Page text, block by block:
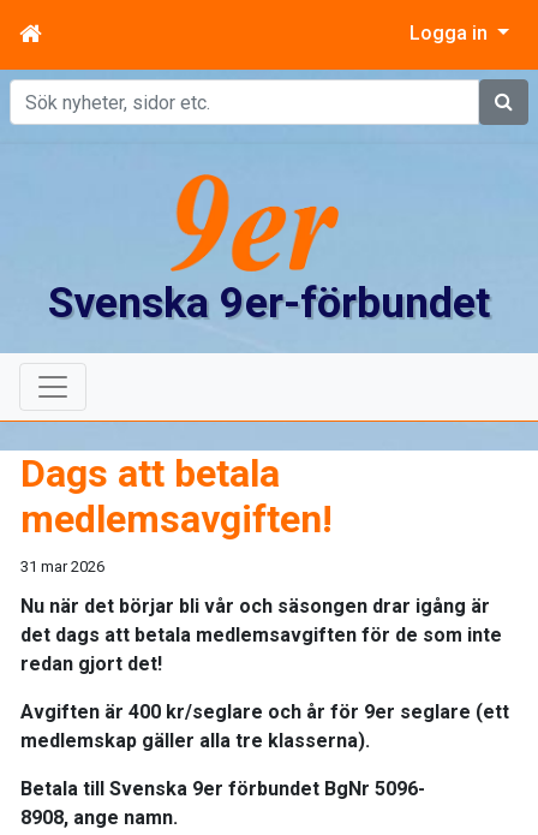
Logga in
Sök
Svenska 9er-förbundet
Dags att betala
medlemsavgiften!
31 mar 2026
Nu när det börjar bli vår och säsongen drar igång är
det dags att betala medlemsavgiften för de som inte
redan gjort det!
Avgiften är 400 kr/seglare och år för 9er seglare (ett
medlemskap gäller alla tre klasserna).
Betala till Svenska 9er förbundet BgNr 5096-
8908, ange namn.